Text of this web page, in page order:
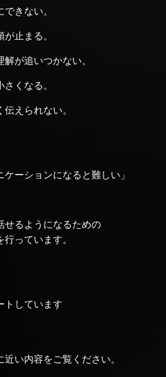
きない。
止まる。
が追いつかない。
くなる。
えられない。
ーションになると難しい」
せるようになるための
っています。
トしています
い内容をご覧ください。